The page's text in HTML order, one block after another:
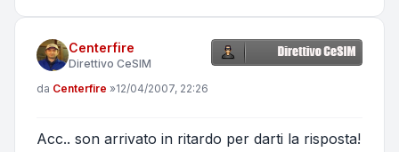
Centerfire
Direttivo CeSIM
Messaggio
da Centerfire »12/04/2007, 22:26
Acc.. son arrivato in ritardo per darti la risposta!